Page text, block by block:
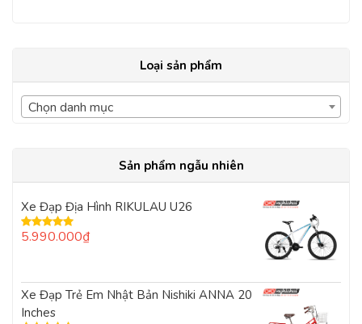
Loại sản phẩm
Chọn danh mục
Sản phẩm ngẫu nhiên
Xe Đạp Địa Hình RIKULAU U26
Được xếp
5.990.000₫
Xe Đạp Trẻ Em Nhật Bản Nishiki ANNA 20
Inches